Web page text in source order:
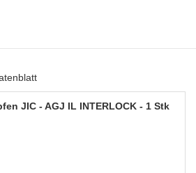
JIC - AGJ IL INTERLOCK - 1 Stk